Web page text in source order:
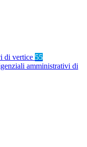
di vertice 55
amministrativi di